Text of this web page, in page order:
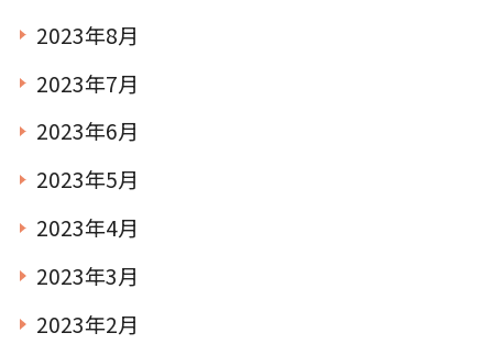
2023年8月
2023年7月
2023年6月
2023年5月
2023年4月
2023年3月
2023年2月